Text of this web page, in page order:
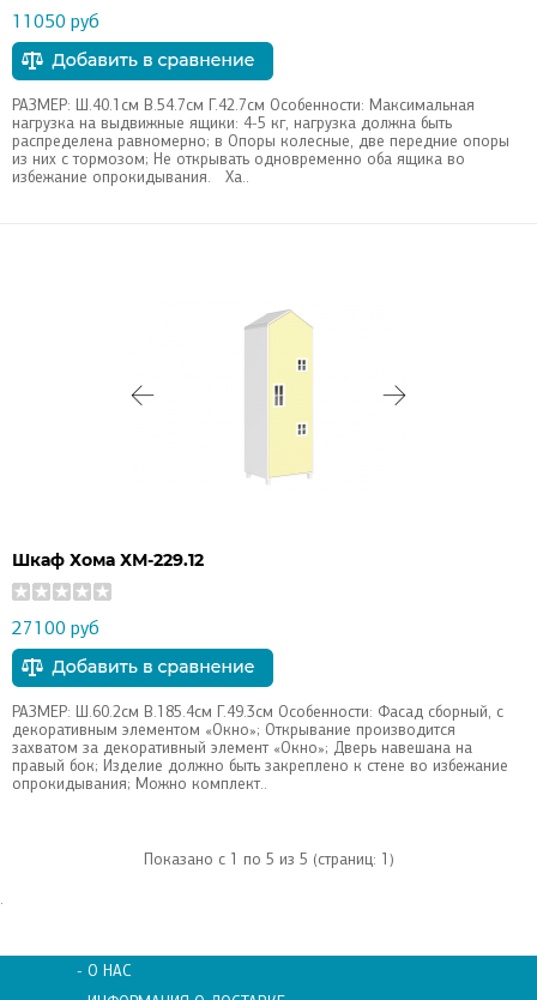
11050 руб
РАЗМЕР: Ш.40.1см В.54.7см Г.42.7см Особенности: Максимальная
нагрузка на выдвижные ящики: 4-5 кг, нагрузка должна быть
распределена равномерно; в Опоры колесные, две передние опоры
из них с тормозом; Не открывать одновременно оба ящика во
избежание опрокидывания. Ха..
Шкаф Хома ХМ-229.12
27100 руб
РАЗМЕР: Ш.60.2см В.185.4см Г.49.3см Особенности: Фасад сборный, с
декоративным элементом «Окно»; Открывание производится
захватом за декоративный элемент «Окно»; Дверь навешана на
правый бок; Изделие должно быть закреплено к стене во избежание
опрокидывания; Можно комплект..
Показано с 1 по 5 из 5 (страниц: 1)
- О НАС